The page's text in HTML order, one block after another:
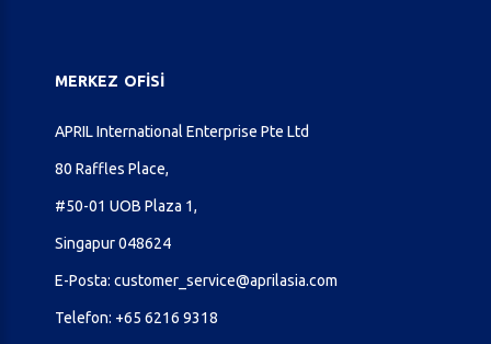
MERKEZ OFISI
APRIL International Enterprise Pte Ltd
80 Raffles Place,
#50-01 UOB Plaza 1,
Singapur 048624
E-Posta: customer_service@aprilasia.com
Telefon: +65 6216 9318